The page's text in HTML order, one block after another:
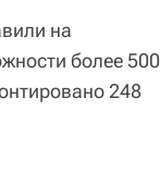
на
более 500
248